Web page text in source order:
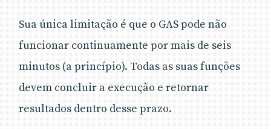
Sua única limitação é que o GAS pode não
funcionar continuamente por mais de seis
minutos (a princípio). Todas as suas funções
devem concluir a execução e retornar
resultados dentro desse prazo.